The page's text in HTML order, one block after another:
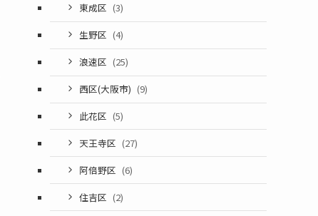
東成区 (3)
生野区 (4)
浪速区 (25)
西区(大阪市) (9)
此花区 (5)
天王寺区 (27)
阿倍野区 (6)
住吉区 (2)